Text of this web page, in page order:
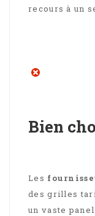
recours à un
Bien
Les
des grilles
un vaste